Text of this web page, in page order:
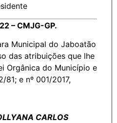
– CMJG-GP.
Municipal do Jaboatão
das atribuições que lhe
Orgânica do Município e
81; e nº 001/2017,
CARLOS